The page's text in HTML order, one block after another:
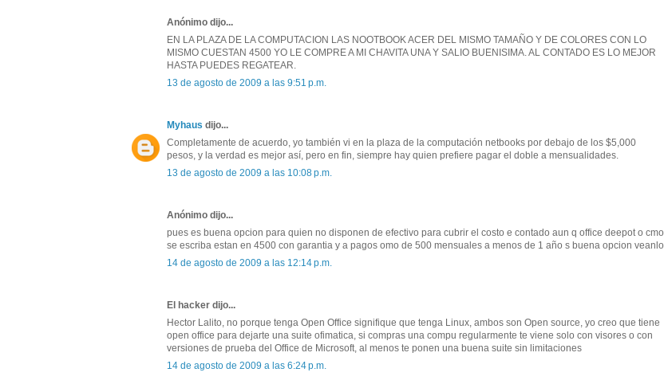
Anónimo dijo...
EN LA PLAZA DE LA COMPUTACION LAS NOOTBOOK ACER DEL MISMO TAMAÑO Y DE COLORES CON LO
MISMO CUESTAN 4500 YO LE COMPRE A MI CHAVITA UNA Y SALIO BUENISIMA. AL CONTADO ES LO MEJOR
HASTA PUEDES REGATEAR.
13 de agosto de 2009 a las 9:51 p.m.
Myhaus dijo...
Completamente de acuerdo, yo también vi en la plaza de la computación netbooks por debajo de los $5,000
pesos, y la verdad es mejor así, pero en fin, siempre hay quien prefiere pagar el doble a mensualidades.
13 de agosto de 2009 a las 10:08 p.m.
Anónimo dijo...
pues es buena opcion para quien no disponen de efectivo para cubrir el costo e contado aun q office deepot o cmo
se escriba estan en 4500 con garantia y a pagos omo de 500 mensuales a menos de 1 año s buena opcion veanlo
14 de agosto de 2009 a las 12:14 p.m.
El hacker dijo...
Hector Lalito, no porque tenga Open Office signifique que tenga Linux, ambos son Open source, yo creo que tiene
open office para dejarte una suite ofimatica, si compras una compu regularmente te viene solo con visores o con
versiones de prueba del Office de Microsoft, al menos te ponen una buena suite sin limitaciones
14 de agosto de 2009 a las 6:24 p.m.